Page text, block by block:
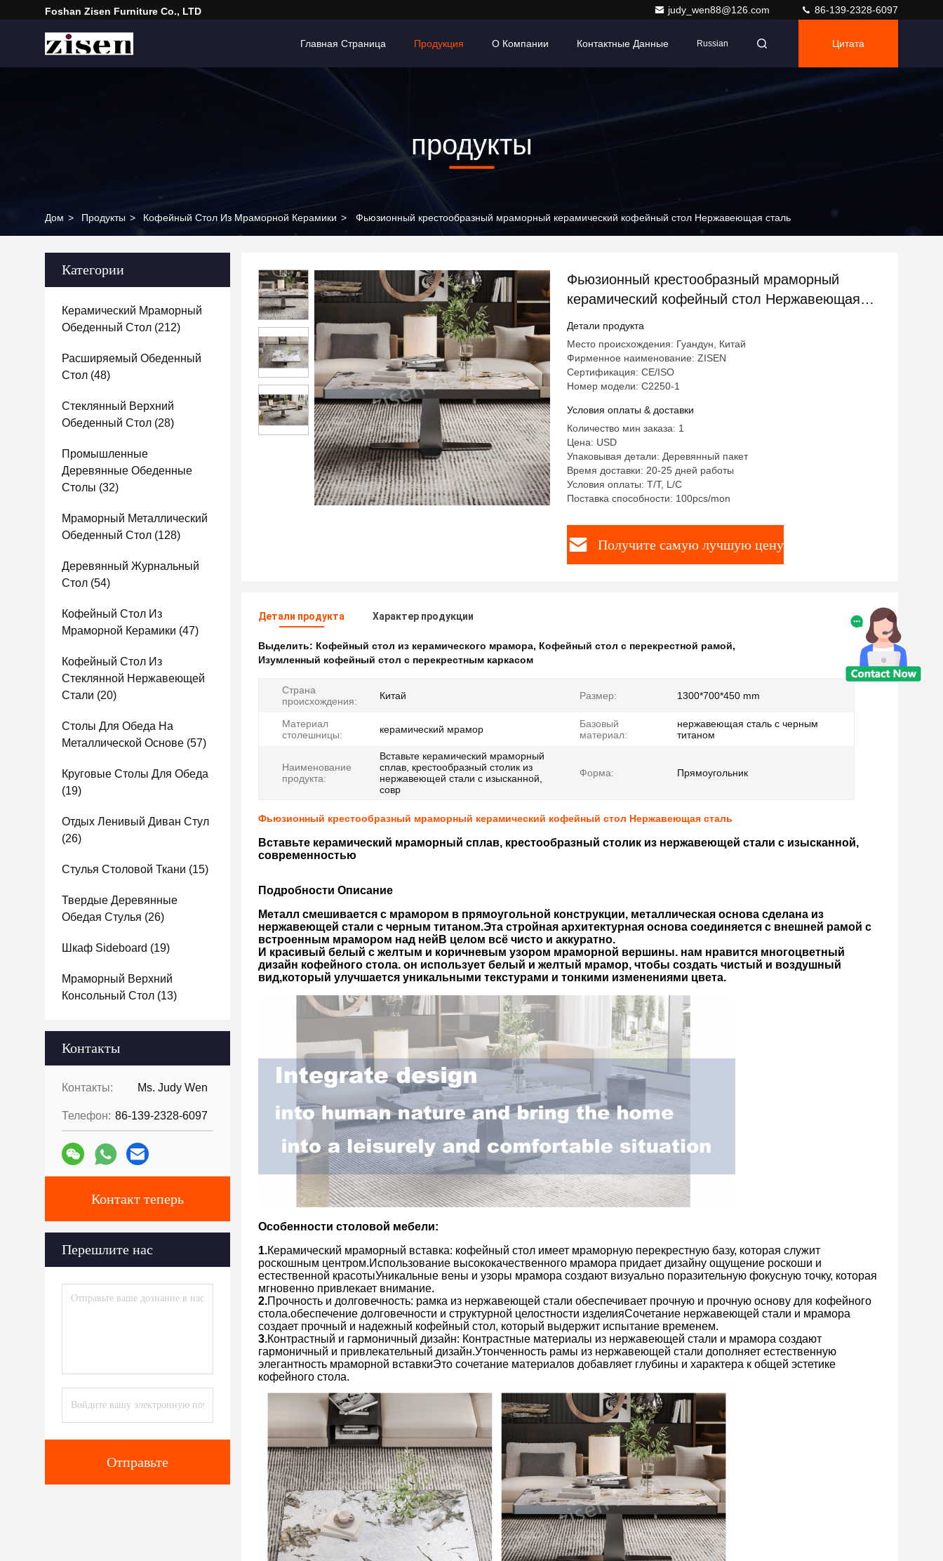
Foshan Zisen Furniture Co., LTD judy_wen88@126.com 86-139-2328-6097
Главная Страница Продукция О Компании Контактные Данные Russian Цитата
продукты
Дом > Продукты > Кофейный Стол Из Мраморной Керамики > Фьюзионный крестообразный мраморный керамический кофейный стол Нержавеющая сталь
Категории
Керамический Мраморный
Обеденный Стол (212)
Расширяемый Обеденный
Стол (48)
Стеклянный Верхний
Обеденный Стол (28)
Промышленные
Деревянные Обеденные
Столы (32)
Мраморный Металлический
Обеденный Стол (128)
Деревянный Журнальный
Стол (54)
Кофейный Стол Из
Мраморной Керамики (47)
Кофейный Стол Из
Стеклянной Нержавеющей
Стали (20)
Столы Для Обеда На
Металлической Основе (57)
Круговые Столы Для Обеда
(19)
Отдых Ленивый Диван Стул
(26)
Стулья Столовой Ткани (15)
Твердые Деревянные
Обедая Стулья (26)
Шкаф Sideboard (19)
Мраморный Верхний
Консольный Стол (13)
Контакты
Контакты: Ms. Judy Wen
Телефон: 86-139-2328-6097
Контакт теперь
Перешлите нас
Отправьте
Фьюзионный крестообразный мраморный
керамический кофейный стол Нержавеющая
сталь
Детали продукта
Место происхождения: Гуандун, Китай
Фирменное наименование: ZISEN
Сертификация: CE/ISO
Номер модели: C2250-1
Условия оплаты & доставки
Количество мин заказа: 1
Цена: USD
Упаковывая детали: Деревянный пакет
Время доставки: 20-25 дней работы
Условия оплаты: T/T, L/C
Поставка способности: 100pcs/mon
Получите самую лучшую цену
Детали продукта Характер продукции
Выделить: Кофейный стол из керамического мрамора, Кофейный стол с перекрестной рамой,
Изумленный кофейный стол с перекрестным каркасом
Страна
происхождения:
Китай Размер: 1300*700*450 mm
Материал
столешницы:
керамический мрамор
Базовый
материал:
нержавеющая сталь с черным
титаном
Наименование
продукта:
Вставьте керамический мраморный
сплав, крестообразный столик из
нержавеющей стали с изысканной,
совр
Форма: Прямоугольник
Фьюзионный крестообразный мраморный керамический кофейный стол Нержавеющая сталь
Вставьте керамический мраморный сплав, крестообразный столик из нержавеющей стали с изысканной,
современностью
Подробности Описание
Металл смешивается с мрамором в прямоугольной конструкции, металлическая основа сделана из
нержавеющей стали с черным титаном.Эта стройная архитектурная основа соединяется с внешней рамой с
встроенным мрамором над нейВ целом всё чисто и аккуратно.
И красивый белый с желтым и коричневым узором мраморной вершины. нам нравится многоцветный
дизайн кофейного стола. он использует белый и желтый мрамор, чтобы создать чистый и воздушный
вид,который улучшается уникальными текстурами и тонкими изменениями цвета.
Особенности столовой мебели:
1.Керамический мраморный вставка: кофейный стол имеет мраморную перекрестную базу, которая служит
роскошным центром.Использование высококачественного мрамора придает дизайну ощущение роскоши и
естественной красотыУникальные вены и узоры мрамора создают визуально поразительную фокусную точку, которая
мгновенно привлекает внимание.
2.Прочность и долговечность: рамка из нержавеющей стали обеспечивает прочную и прочную основу для кофейного
стола.обеспечение долговечности и структурной целостности изделияСочетание нержавеющей стали и мрамора
создает прочный и надежный кофейный стол, который выдержит испытание временем.
3.Контрастный и гармоничный дизайн: Контрастные материалы из нержавеющей стали и мрамора создают
гармоничный и привлекательный дизайн.Утонченность рамы из нержавеющей стали дополняет естественную
элегантность мраморной вставкиЭто сочетание материалов добавляет глубины и характера к общей эстетике
кофейного стола.